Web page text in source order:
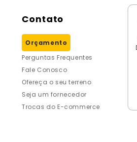
Contato
Orçamento
Perguntas Frequentes
Fale Conosco
Ofereça o seu terreno
Seja um fornecedor
Trocas do E-commerce